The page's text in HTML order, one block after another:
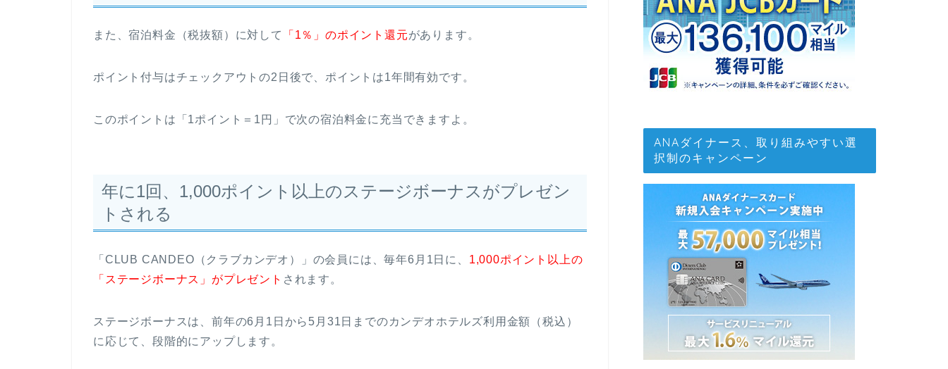
また、宿泊料金（税抜額）に対して 「1％」のポイント還元があります。
ポイント付与はチェックアウトの2日後で、ポイントは1年間有効です。
このポイントは「1ポイント＝1円」で次の宿泊料金に充当できますよ。
年に1回、1,000ポイント以上のステージボーナスがプレゼン
トされる
「CLUB CANDEO（クラブカンデオ）」の会員には、毎年6月1日に、 1,000ポイント以上の
「ステージボーナス」がプレゼント されます。
ステージボーナスは、前年の6月1日から5月31日までのカンデオホテルズ利用金額（税込）
に応じて、段階的にアップします。
ANAダイナース、取り組みやすい選
択制のキャンペーン